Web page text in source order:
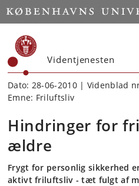
Start
Videntjenesten
Dato: 28-06-2010 | Videnblad
Emne: Friluftsliv
Hindringer for
ældre
Frygt for personlig sikkerhed
aktivt friluftsliv - tæt fulgt af